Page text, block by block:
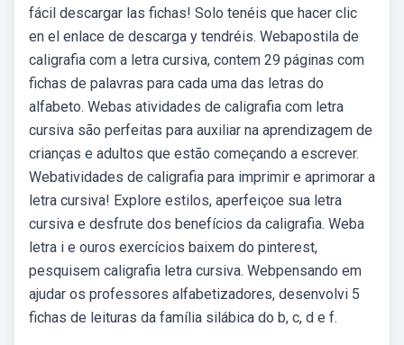
fácil descargar las fichas! Solo tenéis que hacer clic
en el enlace de descarga y tendréis. Webapostila de
caligrafia com a letra cursiva, contem 29 páginas com
fichas de palavras para cada uma das letras do
alfabeto. Webas atividades de caligrafia com letra
cursiva são perfeitas para auxiliar na aprendizagem de
crianças e adultos que estão começando a escrever.
Webatividades de caligrafia para imprimir e aprimorar a
letra cursiva! Explore estilos, aperfeiçoe sua letra
cursiva e desfrute dos benefícios da caligrafia. Weba
letra i e ouros exercícios baixem do pinterest,
pesquisem caligrafia letra cursiva. Webpensando em
ajudar os professores alfabetizadores, desenvolvi 5
fichas de leituras da família silábica do b, c, d e f.